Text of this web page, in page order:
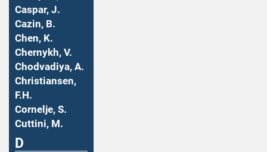
Caspar, J.
Cazin, B.
Chen, K.
Chernykh, V.
Chodvadiya, A.
Christiansen,
F.H.
Cornelje, S.
Cuttini, M.
D